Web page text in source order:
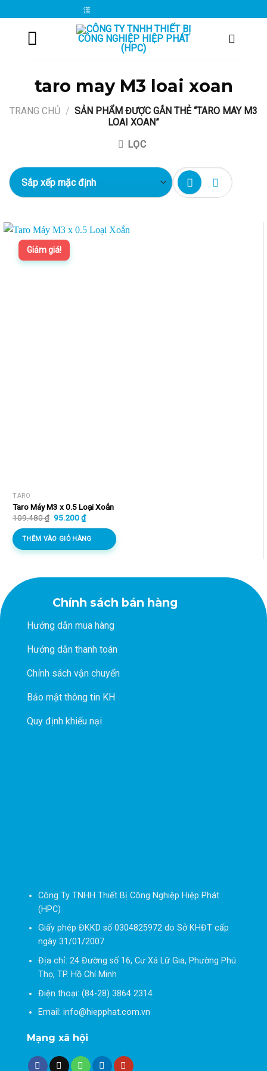
đến
info@hiepphat.com.vn
taro may M3 loai xoan
TRANG CHỦ / SẢN PHẨM ĐƯỢC GẮN THẺ “TARO MAY M3
LOAI XOAN”
LỌC
Giảm giá!
TARO
Taro Máy M3 x 0.5 Loại Xoắn
109.480₫ Giá
109.480 ₫.
95.200₫Giá
hiện
là:
95.200 ₫.
THÊM VÀO GIỎ HÀNG
Chính sách bán hàng
Hướng dẫn mua hàng
Hướng dẫn thanh toán
Chính sách vận chuyển
Bảo mật thông tin KH
Quy định khiếu nại
Công Ty TNHH Thiết Bị Công Nghiệp Hiệp Phát
(HPC)
Giấy phép ĐKKD số 0304825972 do Sở KHĐT cấp
ngày 31/01/2007
Địa chỉ: 24 Đường số 16, Cư Xá Lữ Gia, Phường Phú
Thọ, TP. Hồ Chí Minh
Điện thoại: (84-28) 3864 2314
Email: info@hiepphat.com.vn
Mạng xã hội